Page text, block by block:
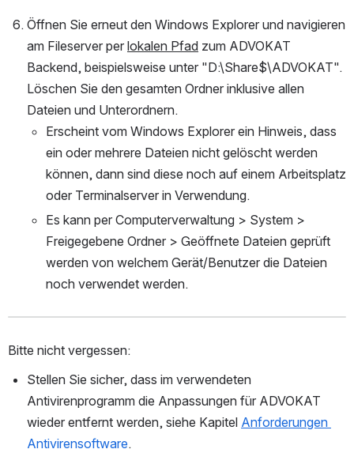
Öffnen Sie erneut den Windows Explorer und navigieren
am Fileserver per lokalen Pfad zum ADVOKAT
Backend, beispielsweise unter "D:\Share$\ADVOKAT".
Löschen Sie den gesamten Ordner inklusive allen
Dateien und Unterordnern.
Erscheint vom Windows Explorer ein Hinweis, dass
ein oder mehrere Dateien nicht gelöscht werden
können, dann sind diese noch auf einem Arbeitsplatz
oder Terminalserver in Verwendung.
Es kann per Computerverwaltung > System >
Freigegebene Ordner > Geöffnete Dateien geprüft
werden von welchem Gerät/Benutzer die Dateien
noch verwendet werden.
Bitte nicht vergessen:
Stellen Sie sicher, dass im verwendeten
Antivirenprogramm die Anpassungen für ADVOKAT
wieder entfernt werden, siehe Kapitel Anforderungen
Antivirensoftware.